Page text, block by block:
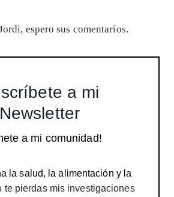
espero sus comentarios.
a mi
Newsletter
a mi comunidad!
la salud, la alimentación y la
te pierdas mis investigaciones